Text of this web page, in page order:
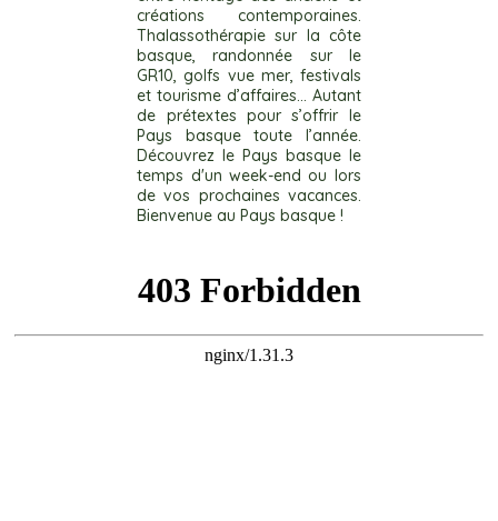
créations contemporaines.
Thalassothérapie sur la côte
basque, randonnée sur le
GR10, golfs vue mer, festivals
et tourisme d’affaires… Autant
de prétextes pour s’offrir le
Pays basque toute l’année.
Découvrez le Pays basque le
temps d'un week-end ou lors
de vos prochaines vacances.
Bienvenue au Pays basque !